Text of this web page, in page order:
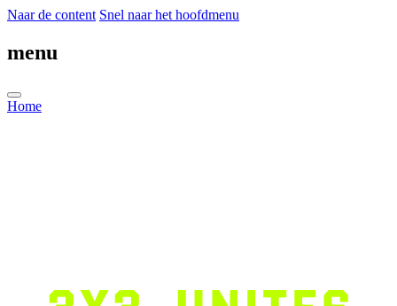
Naar de content Snel naar het hoofdmenu
menu
Home